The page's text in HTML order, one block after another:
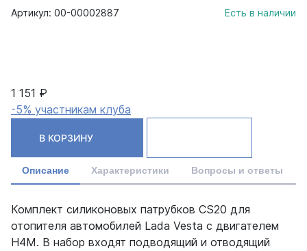
Артикул: 00-00002887 Есть в наличии
1 151 ₽
-5% участникам клуба
В КОРЗИНУ
Описание Характеристики Вопросы и ответы
Комплект силиконовых патрубков CS20 для
отопителя автомобилей Lada Vesta с двигателем
H4M. В набор входят подводящий и отводящий